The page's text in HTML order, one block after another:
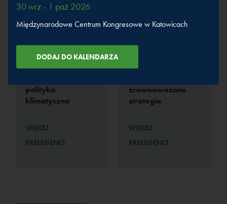
Weźmie udział w sesjach
polityka
klimatyczna
WIĘCEJ
PRELEGENCI
zrównoważone
strategie
WIĘCEJ
PRELEGENCI
30 wrz - 1 paź 2026
Międzynarodowe Centrum Kongresowe w Katowicach